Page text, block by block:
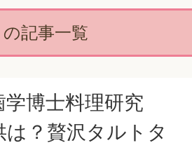
の記事一覧
学博士料理研究
は？贅沢タルトタ